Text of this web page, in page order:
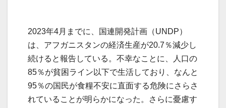
2023年4月までに、国連開発計画（UNDP）
は、アフガニスタンの経済生産が20.7％減少し
続けると報告している。不幸なことに、人口の
85％が貧困ライン以下で生活しており、なんと
95％の国民が食糧不安に直面する危険にさらさ
れていることが明らかになった。さらに憂慮す